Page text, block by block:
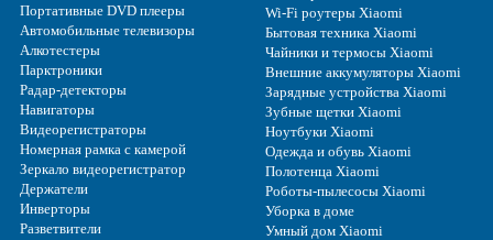
Портативные DVD плееры
Автомобильные телевизоры
Алкотестеры
Парктроники
Радар-детекторы
Навигаторы
Видеорегистраторы
Номерная рамка с камерой
Зеркало видеорегистратор
Держатели
Инверторы
Разветвители
Wi-Fi роутеры Xiaomi
Бытовая техника Xiaomi
Чайники и термосы Xiaomi
Внешние аккумуляторы Xiaomi
Зарядные устройства Xiaomi
Зубные щетки Xiaomi
Ноутбуки Xiaomi
Одежда и обувь Xiaomi
Полотенца Xiaomi
Роботы-пылесосы Xiaomi
Уборка в доме
Умный дом Xiaomi